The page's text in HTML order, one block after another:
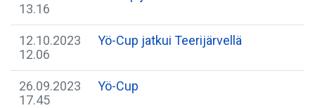
13.16
12.10.2023
12.06
​Yö-Cup jatkui Teerijärvellä
26.09.2023
17.45
​Yö-Cup